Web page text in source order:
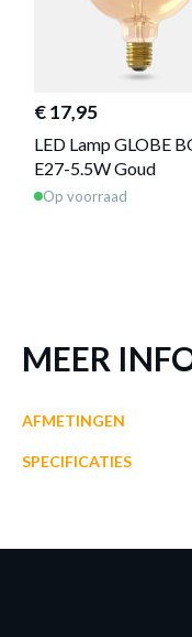
€ 17,95
LED Lamp GLOBE
E27-5.5W Goud
Op voorraad
MEER
AFMETINGEN
SPECIFICATIES
GA NAAR
Deze
samen!
LED Lamp W.FILAM.